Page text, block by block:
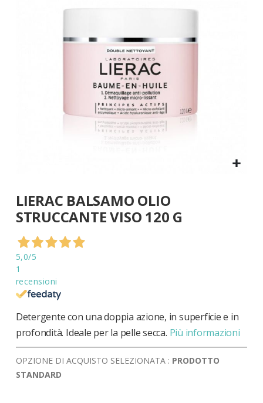
all'inizio
della
galleria
immagini
LIERAC BALSAMO OLIO
STRUCCANTE VISO 120 G
5,0/5
1
recensioni
Detergente con una doppia azione, in superficie e in
profondità. Ideale per la pelle secca. Più informazioni
OPZIONE DI ACQUISTO SELEZIONATA : PRODOTTO
STANDARD